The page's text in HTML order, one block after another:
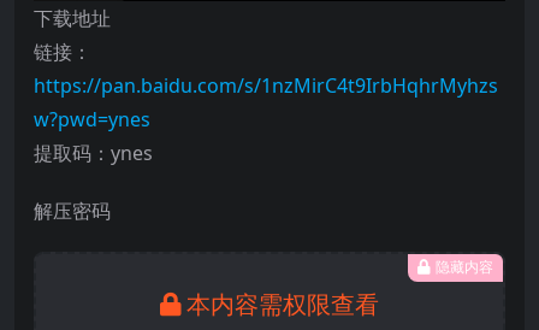
下载地址
链接：
https://pan.baidu.com/s/1nzMirC4t9IrbHqhrMyhzs
w?pwd=ynes
提取码：ynes
解压密码
隐藏内容
本内容需权限查看